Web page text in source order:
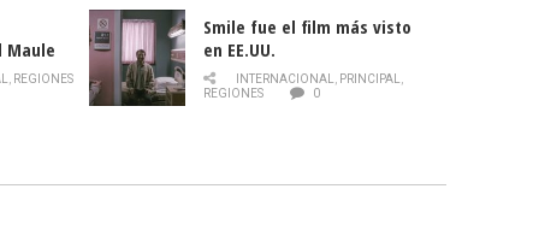
Maule
de la
, REGIONES
Smile fue el film más visto
en EE.UU.
INTERNACIONAL, PRINCIPAL,
REGIONES
0